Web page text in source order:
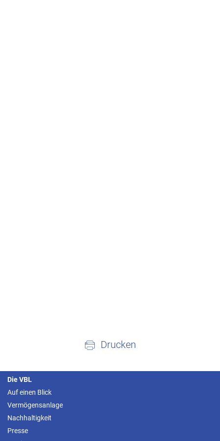
Drucken
Die VBL
Auf einen Blick
Vermögensanlage
Nachhaltigkeit
Presse